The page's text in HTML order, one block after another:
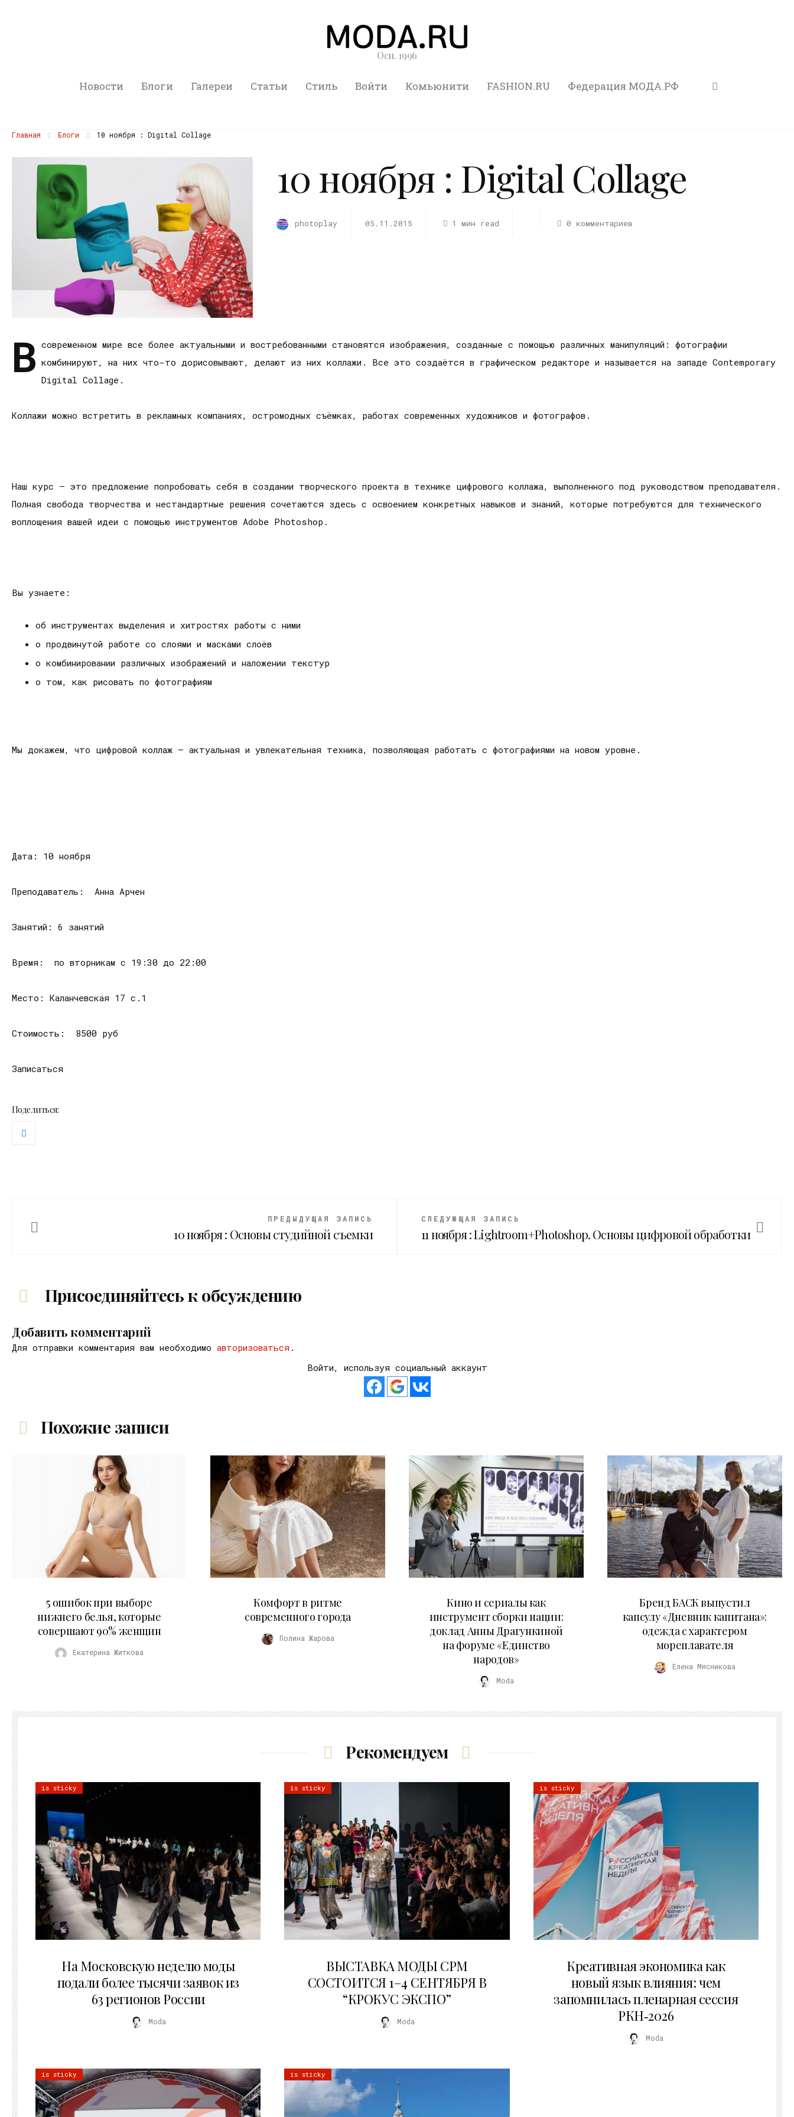
Осн. 1996
Новости Блоги Галереи Статьи Стиль Войти Комьюнити FASHION.RU Федерация МОДА.РФ
Главная Блоги 10 ноября : Digital Collage
10 ноября : Digital Collage
photoplay 05.11.2015 1 мин read 0 комментариев
В современном мире все более актуальными и востребованными становятся изображения, созданные с помощью различных манипуляций: фотографии
комбинируют, на них что-­то дорисовывают, делают из них коллажи. Все это создаётся в графическом редакторе и называется на западе Contemporary
Digital Collage.
Коллажи можно встретить в рекламных компаниях, остромодных съёмках, работах современных художников и фотографов.
Наш курс — это предложение попробовать себя в создании творческого проекта в технике цифрового коллажа, выполненного под руководством преподавателя.
Полная свобода творчества и нестандартные решения сочетаются здесь с освоением конкретных навыков и знаний, которые потребуются для технического
воплощения вашей идеи с помощью инструментов Adobe Photoshop.
Вы узнаете:
об инструментах выделения и хитростях работы с ними
о продвинутой работе со слоями и масками слоёв
о комбинировании различных изображений и наложении текстур
о том, как рисовать по фотографиям
Мы докажем, что цифровой коллаж — актуальная и увлекательная техника, позволяющая работать с фотографиями на новом уровне.
Дата: 10 ноября
Преподаватель: Анна Арчен
Занятий: 6 занятий
Время: по вторникам с 19:30 до 22:00
Место: Каланчевская 17 с.1
Стоимость: 8500 руб
Записаться
Поделиться:
ПРЕДЫДУЩАЯ ЗАПИСЬ
10 ноября : Основы студийной съемки
СЛЕДУЮЩАЯ ЗАПИСЬ
11 ноября : Lightroom+Photoshop. Основы цифровой обработки
Присоединяйтесь к обсуждению
Добавить комментарий
Для отправки комментария вам необходимо авторизоваться .
Войти, используя социальный аккаунт
Похожие записи
5 ошибок при выборе
нижнего белья, которые
совершают 90% женщин
Екатерина Житкова
Комфорт в ритме
современного города
Полина Жарова
Кино и сериалы как
инструмент сборки нации:
доклад Анны Драгункиной
на форуме «Единство
народов»
Moda
Бренд БАСК выпустил
капсулу «Дневник капитана»:
одежда с характером
мореплавателя
Елена Мясникова
Рекомендуем
is sticky
На Московскую неделю моды
подали более тысячи заявок из
63 регионов России
Moda
is sticky
ВЫСТАВКА МОДЫ CPM
СОСТОИТСЯ 1–4 СЕНТЯБРЯ В
“КРОКУС ЭКСПО”
Moda
is sticky
Креативная экономика как
новый язык влияния: чем
запомнилась пленарная сессия
РКН‑2026
Moda
is sticky is sticky